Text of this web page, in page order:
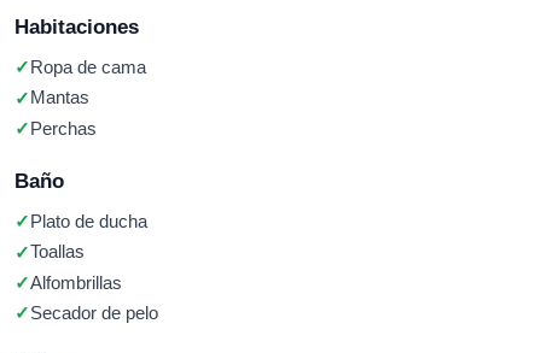
Habitaciones
Ropa de cama
Mantas
Perchas
Baño
Plato de ducha
Toallas
Alfombrillas
Secador de pelo